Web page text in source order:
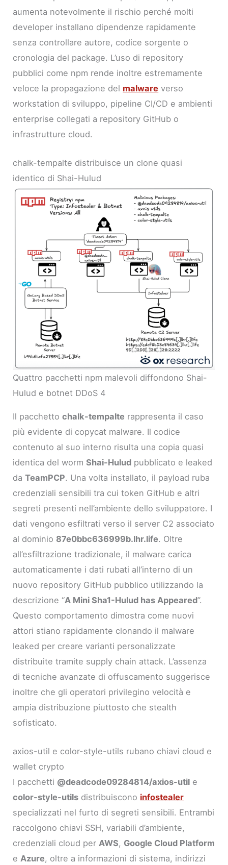
aumenta notevolmente il rischio perché molti
developer installano dipendenze rapidamente
senza controllare autore, codice sorgente o
cronologia del package. L’uso di repository
pubblici come npm rende inoltre estremamente
veloce la propagazione del malware verso
workstation di sviluppo, pipeline CI/CD e ambienti
enterprise collegati a repository GitHub o
infrastrutture cloud.
chalk-tempalte distribuisce un clone quasi
identico di Shai-Hulud
Quattro pacchetti npm malevoli diffondono Shai-
Hulud e botnet DDoS 4
Il pacchettochalk-tempalte rappresenta il caso
più evidente di copycat malware. Il codice
contenuto al suo interno risulta una copia quasi
identica del wormShai-Hulud pubblicato e leaked
daTeamPCP. Una volta installato, il payload ruba
credenziali sensibili tra cui token GitHub e altri
segreti presenti nell’ambiente dello sviluppatore. I
dati vengono esfiltrati verso il server C2 associato
al dominio 87e0bbc636999b.lhr.life. Oltre
all’esfiltrazione tradizionale, il malware carica
automaticamente i dati rubati all’interno di un
nuovo repository GitHub pubblico utilizzando la
descrizione “A Mini Sha1-Hulud has Appeared”.
Questo comportamento dimostra come nuovi
attori stiano rapidamente clonando il malware
leaked per creare varianti personalizzate
distribuite tramite supply chain attack. L’assenza
di tecniche avanzate di offuscamento suggerisce
inoltre che gli operatori privilegino velocità e
ampia distribuzione piuttosto che stealth
sofisticato.
axios-util e color-style-utils rubano chiavi cloud e
wallet crypto
I pacchetti @deadcode09284814/axios-util e
color-style-utils distribuiscono infostealer
specializzati nel furto di segreti sensibili. Entrambi
raccolgono chiavi SSH, variabili d’ambiente,
credenziali cloud perAWS, Google Cloud Platform
eAzure, oltre a informazioni di sistema, indirizzi